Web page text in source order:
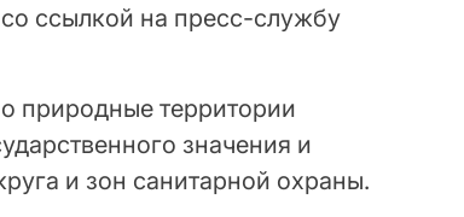
ссылкой на пресc-службу
природные территории
значения и
и зон санитарной охраны.